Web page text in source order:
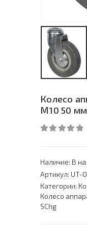
Колесо
М10 50 мм
Наличие: В
Артикул: UT-
Категории:
Колесо
SChg